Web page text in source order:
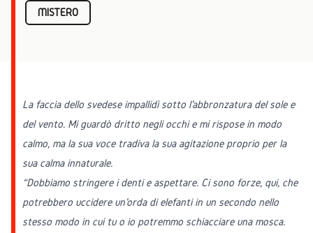
MISTERO
La faccia dello svedese impallidì sotto l'abbronzatura del sole e
del vento. Mi guardò dritto negli occhi e mi rispose in modo
calmo, ma la sua voce tradiva la sua agitazione proprio per la
sua calma innaturale.
“Dobbiamo stringere i denti e aspettare. Ci sono forze, qui, che
potrebbero uccidere un'orda di elefanti in un secondo nello
stesso modo in cui tu o io potremmo schiacciare una mosca.